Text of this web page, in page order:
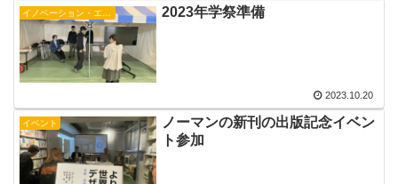
イノベーション・エコシステム研究会 2023年学祭準備
2023.10.20
イベント
ノーマンの新刊の出版記念イベン
ト参加